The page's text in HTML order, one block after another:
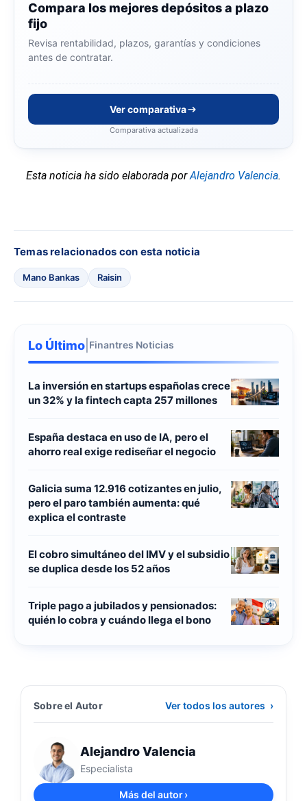
Compara los mejores depósitos a plazo
fijo
Revisa rentabilidad, plazos, garantías y condiciones
antes de contratar.
Ver comparativa
Comparativa actualizada
Esta noticia ha sido elaborada porAlejandro Valencia.
Temas relacionados con esta noticia
Mano Bankas Raisin
Lo Último Finantres Noticias
La inversión en startups españolas crece
un 32% y la fintech capta 257 millones
España destaca en uso de IA, pero el
ahorro real exige rediseñar el negocio
Galicia suma 12.916 cotizantes en julio,
pero el paro también aumenta: qué
explica el contraste
El cobro simultáneo del IMV y el subsidio
se duplica desde los 52 años
Triple pago a jubilados y pensionados:
quién lo cobra y cuándo llega el bono
Sobre el Autor Ver todos los autores ›
Alejandro Valencia
Especialista
Más del autor›